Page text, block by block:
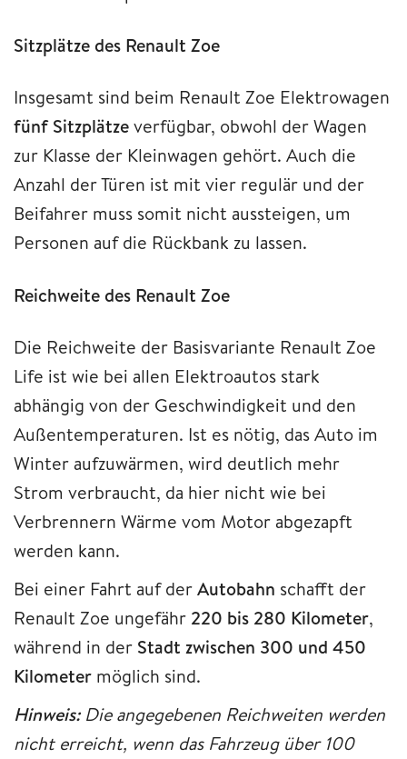
Sitzplätze des Renault Zoe
Insgesamt sind beim Renault Zoe Elektrowagen
fünf Sitzplätzeverfügbar, obwohl der Wagen
zur Klasse der Kleinwagen gehört. Auch die
Anzahl der Türen ist mit vier regulär und der
Beifahrer muss somit nicht aussteigen, um
Personen auf die Rückbank zu lassen.
Reichweite des Renault Zoe
Die Reichweite der Basisvariante Renault Zoe
Life ist wie bei allen Elektroautos stark
abhängig von der Geschwindigkeit und den
Außentemperaturen. Ist es nötig, das Auto im
Winter aufzuwärmen, wird deutlich mehr
Strom verbraucht, da hier nicht wie bei
Verbrennern Wärme vom Motor abgezapft
werden kann.
Bei einer Fahrt auf derAutobahn schafft der
Renault Zoe ungefähr 220 bis 280 Kilometer,
während in der Stadt zwischen 300 und 450
Kilometer möglich sind.
Hinweis:Die angegebenen Reichweiten werden
nicht erreicht, wenn das Fahrzeug über 100